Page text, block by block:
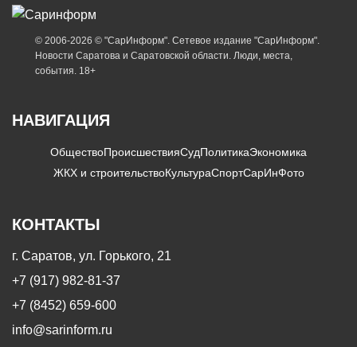
© 2006-2026 © "СарИнформ". Сетевое издание "СарИнформ".
Новости Саратова и Саратовской области. Люди, места,
события. 18+
НАВИГАЦИЯ
ОбществоПроисшествияСудПолитикаЭкономика
ЖКХ и строительствоКультураСпортСарИнФото
КОНТАКТЫ
г. Саратов, ул. Горького, 21
+7 (917) 982-81-37
+7 (8452) 659-600
info@sarinform.ru